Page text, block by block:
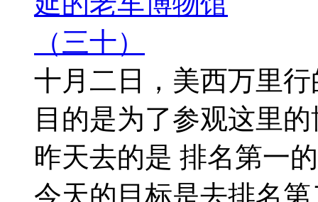
十月二日，美西万里
目的是为了参观这里
昨天去的是 排名第一
今天的目标是去排名